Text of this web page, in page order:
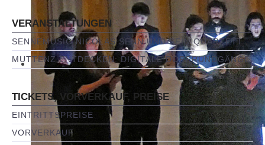
VERANSTALTUNGEN
SENNEMUSIG NICOLAS SENN UND SEIN QUARTETT
MUTTENZ ENTDECKEN: DIGITALE DORFRUNDGÄNGE
TICKETS, VORVERKAUF, PREISE
EINTRITTSPREISE
VORVERKAUF